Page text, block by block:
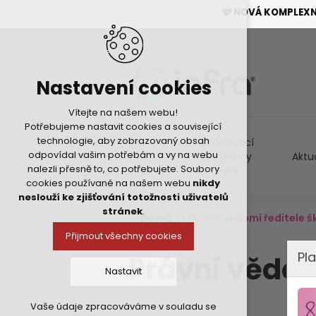
🩷 NOVÁ
Nastavení cookies
Vítejte na našem webu!
Potřebujeme nastavit cookies a související
technologie, aby zobrazovaný obsah
odpovídal vašim potřebám a vy na webu
nalezli přesně to, co potřebujete. Soubory
cookies používané na našem webu nikdy
neslouží ke zjišťování totožnosti uživatelů
stránek.
Přijmout všechny cookies
Nastavit
Vaše údaje zpracováváme v souladu se
Vzdělávací
programy
DVPP
Domů Právní vědomí ředitele
Právní